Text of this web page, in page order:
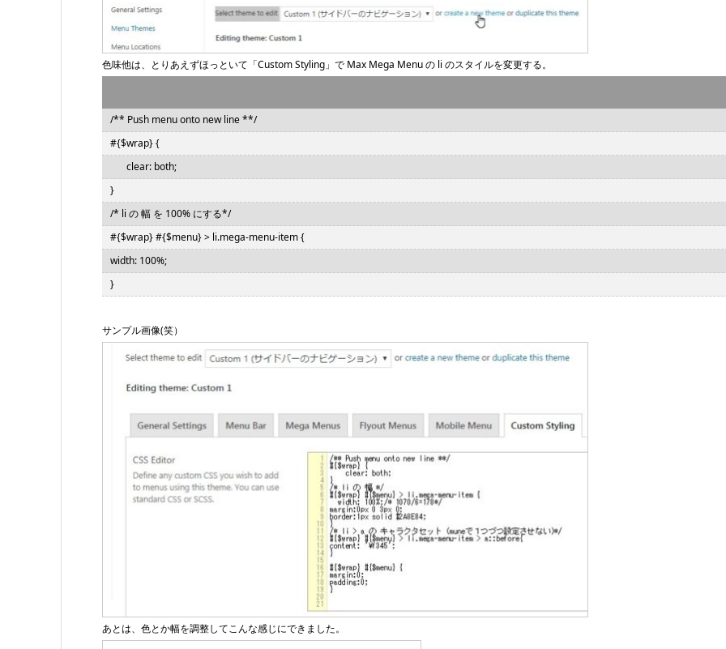
色味他は、とりあえずほっといて「Custom Styling」で Max Mega Menu の li のスタイルを変更する。
/** Push menu onto new line **/
#{$wrap} {
clear: both;
}
/* li の 幅 を 100% にする*/
#{$wrap} #{$menu} > li.mega-menu-item {
width: 100%;
}
サンプル画像(笑）
あとは、色とか幅を調整してこんな感じにできました。